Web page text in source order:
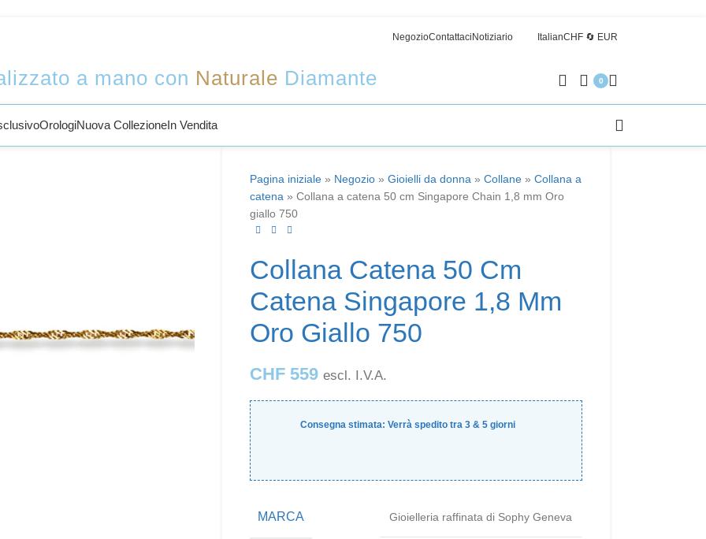
NegozioContattaci Notiziario ItalianCHF 🔄 EUR
a mano con Naturale Diamante 0
OrologiNuova CollezioneIn Vendita
Pagina iniziale » Negozio »Gioielli da donna »Collane »Collana a
catena »Collana a catena 50 cm Singapore Chain 1,8 mm Oro
giallo 750
Collana Catena 50 Cm
Catena Singapore 1,8 Mm
Oro Giallo 750
CHF 559 escl. I.V.A.
Consegna stimata: Verrà spedito tra3& 5giorni
MARCA Gioielleria raffinata di Sophy Geneva